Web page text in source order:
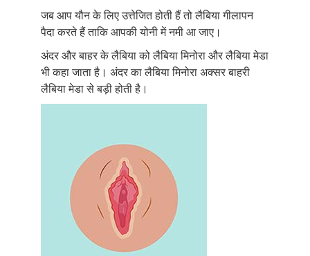
जब आप यौन के लिए उत्तेजित होती हैं तो लैबिया गीलापन
पैदा करते हैं ताकि आपकी योनी में नमी आ जाए।
अंदर और बाहर के लैबिया को लैबिया मिनोरा और लैबिया मेडा
भी कहा जाता है। अंदर का लैबिया मिनोरा अक्सर बाहरी
लैबिया मेडा से बड़ी होती है।